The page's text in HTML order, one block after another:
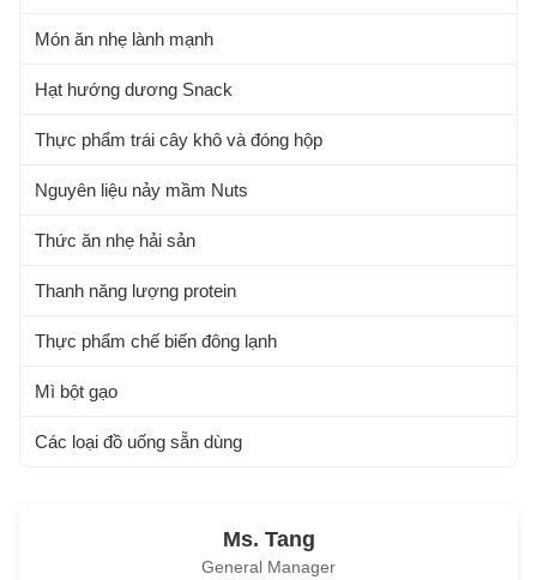
Món ăn nhẹ lành mạnh
Hạt hướng dương Snack
Thực phẩm trái cây khô và đóng hộp
Nguyên liệu nảy mầm Nuts
Thức ăn nhẹ hải sản
Thanh năng lượng protein
Thực phẩm chế biến đông lạnh
Mì bột gạo
Các loại đồ uống sẵn dùng
Ms. Tang
General Manager